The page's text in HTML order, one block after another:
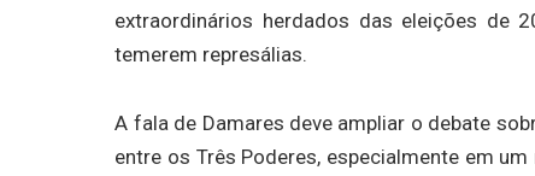
extraordinários herdados das eleições de
temerem represálias.
A fala de Damares deve ampliar o debate
entre os Três Poderes, especialmente em